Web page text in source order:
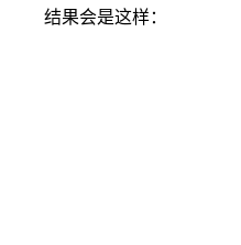
结果会是这样：